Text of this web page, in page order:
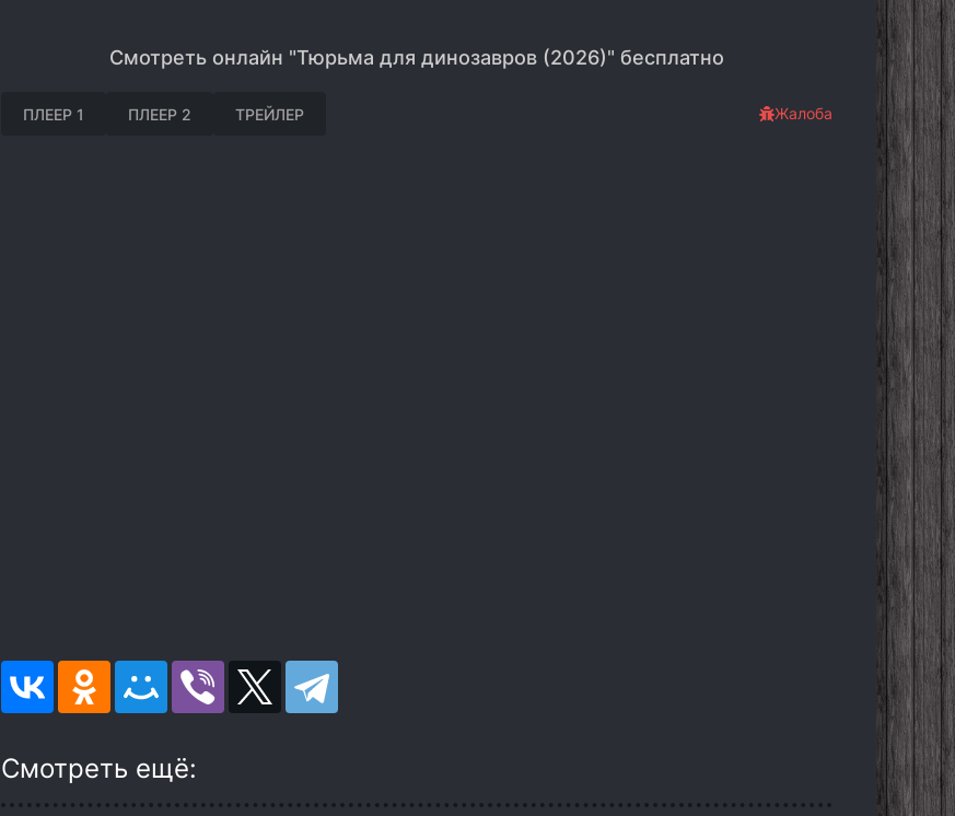
Смотреть онлайн "Тюрьма для динозавров (2026)" бесплатно
ПЛЕЕР 1 ПЛЕЕР 2 ТРЕЙЛЕР Жалоба
Смотреть ещё: